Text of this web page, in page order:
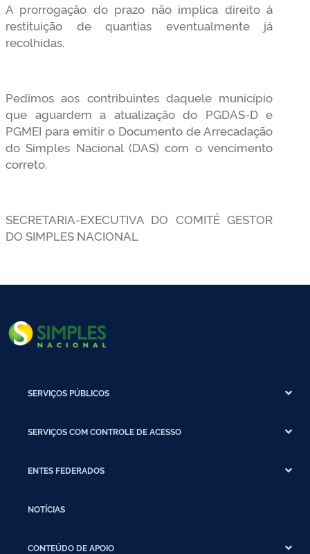
A prorrogação do prazo não implica direito à
restituição de quantias eventualmente já
recolhidas.
Pedimos aos contribuintes daquele município
que aguardem a atualização do PGDAS-D e
PGMEI para emitir o Documento de Arrecadação
do Simples Nacional (DAS) com o vencimento
correto.
SECRETARIA-EXECUTIVA DO COMITÊ GESTOR
DO SIMPLES NACIONAL
SERVIÇOS PÚBLICOS
SERVIÇOS COM CONTROLE DE ACESSO
ENTES FEDERADOS
NOTÍCIAS
CONTEÚDO DE APOIO